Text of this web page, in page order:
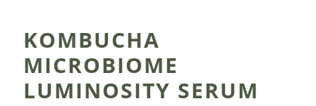
KOMBUCHA
MICROBIOME
LUMINOSITY SERUM